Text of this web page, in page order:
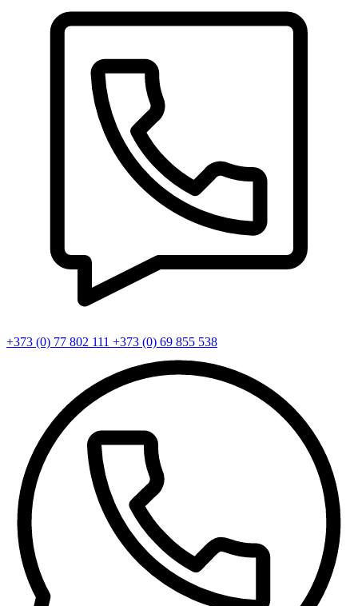
+373 (0) 77 802 111 +373 (0) 69 855 538